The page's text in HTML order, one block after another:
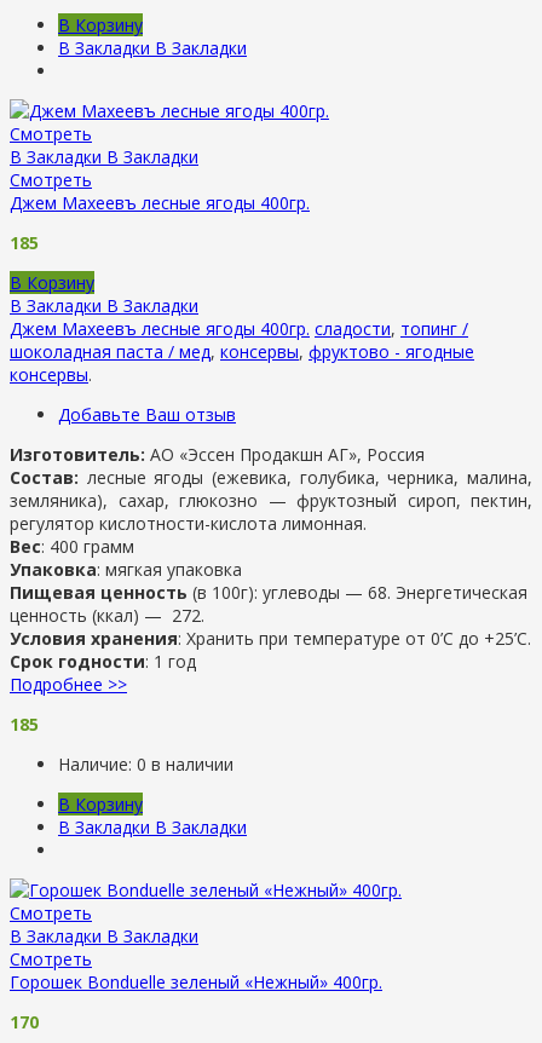
В Корзину
В Закладки В Закладки
Смотреть
В Закладки В Закладки
Смотреть
Джем Махеевъ лесные ягоды 400гр.
185
В Корзину
В Закладки В Закладки
Джем Махеевъ лесные ягоды 400гр. сладости, топинг /
шоколадная паста / мед, консервы, фруктово - ягодные
консервы.
Добавьте Ваш отзыв
Изготовитель: АО «Эссен Продакшн АГ», Россия
Состав: лесные ягоды (ежевика, голубика, черника, малина,
земляника), сахар, глюкозно — фруктозный сироп, пектин,
регулятор кислотности-кислота лимонная.
Вес: 400 грамм
Упаковка: мягкая упаковка
Пищевая ценность (в 100г): углеводы — 68. Энергетическая
ценность (ккал) — 272.
Условия хранения: Хранить при температуре от 0’C до +25’C.
Срок годности: 1 год
Подробнее >>
185
Наличие: 0 в наличии
В Корзину
В Закладки В Закладки
Смотреть
В Закладки В Закладки
Смотреть
Горошек Bonduelle зеленый «Нежный» 400гр.
170